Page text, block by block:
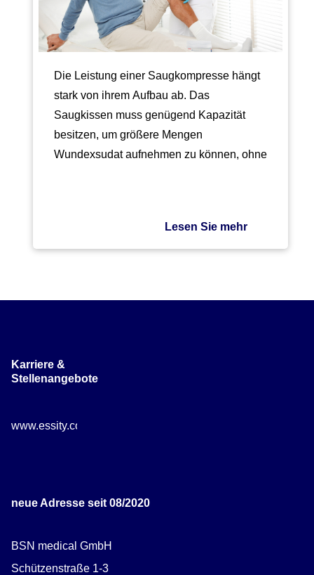
Die Leistung einer Saugkompresse hängt
stark von ihrem Aufbau ab. Das
Saugkissen muss genügend Kapazität
besitzen, um größere Mengen
Wundexsudat aufnehmen zu können, ohne
Lesen Sie mehr
Karriere &
Stellenangebote
www.essity.com/careers
neue Adresse seit 08/2020
BSN medical GmbH
Schützenstraße 1-3